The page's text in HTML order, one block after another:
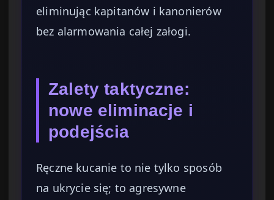
eliminując kapitanów i kanonierów
bez alarmowania całej załogi.
Zalety taktyczne:
nowe eliminacje i
podejścia
Ręczne kucanie to nie tylko sposób
na ukrycie się; to agresywne